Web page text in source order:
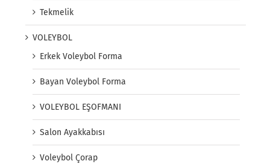
Tekmelik
VOLEYBOL
Erkek Voleybol Forma
Bayan Voleybol Forma
VOLEYBOL EŞOFMANI
Salon Ayakkabısı
Voleybol Çorap